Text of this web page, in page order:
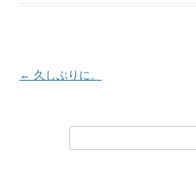
投
← 久しぶりに。